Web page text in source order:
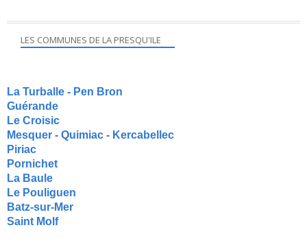
LES COMMUNES DE LA PRESQU'ILE
La Turballe - Pen Bron
Guérande
Le Croisic
Mesquer - Quimiac - Kercabellec
Piriac
Pornichet
La Baule
Le Pouliguen
Batz-sur-Mer
Saint Molf